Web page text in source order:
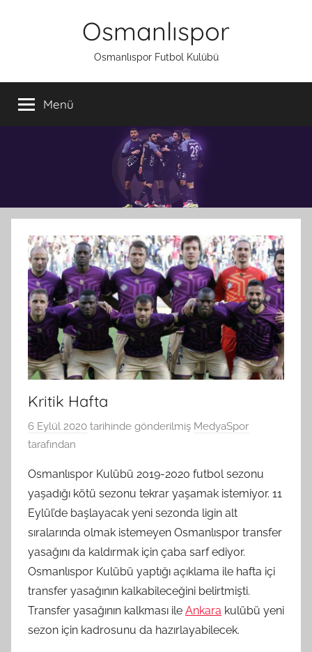
Osmanlıspor
Osmanlıspor Futbol Kulübü
Menü
Kritik Hafta
6 Eylül 2020 tarihinde gönderilmiş MedyaSpor
tarafından
Osmanlıspor Kulübü 2019-2020 futbol sezonu
yaşadığı kötü sezonu tekrar yaşamak istemiyor. 11
Eylül’de başlayacak yeni sezonda ligin alt
sıralarında olmak istemeyen Osmanlıspor transfer
yasağını da kaldırmak için çaba sarf ediyor.
Osmanlıspor Kulübü yaptığı açıklama ile hafta içi
transfer yasağının kalkabileceğini belirtmişti.
Transfer yasağının kalkması ile Ankara kulübü yeni
sezon için kadrosunu da hazırlayabilecek.